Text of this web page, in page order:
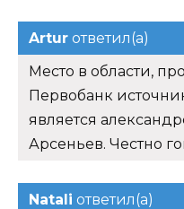
Artur ответил(а)
Место в области,
Первобанк
является
Арсеньев. Честно
Natali ответил(а)